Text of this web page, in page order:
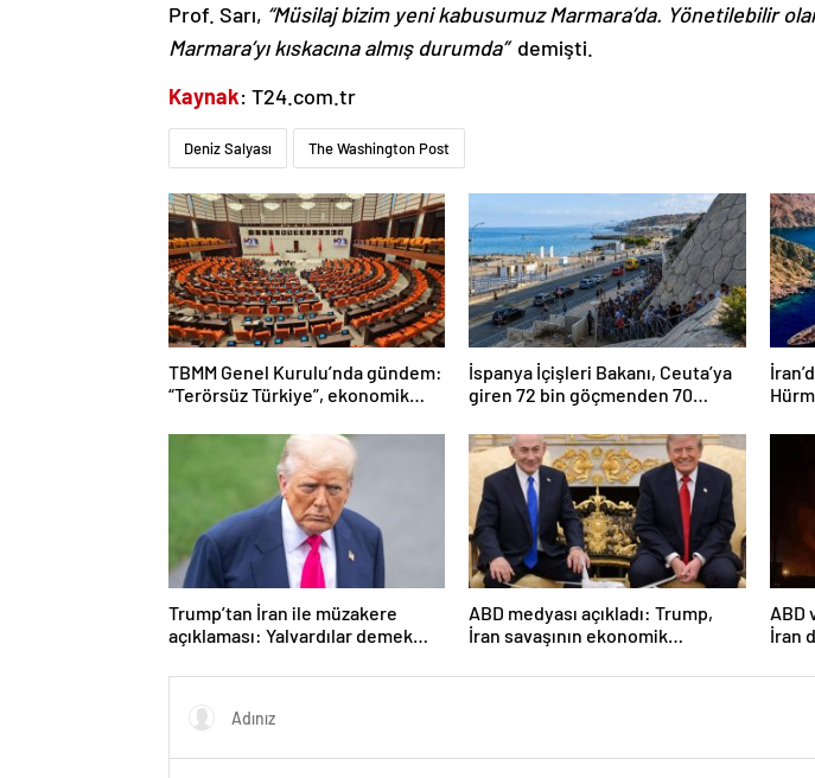
Prof. Sarı, “Müsilaj bizim yeni kabusumuz Marmara’da. Yönetilebilir
Marmara’yı kıskacına almış durumda”demişti.
Kaynak: T24.com.tr
Deniz Salyası The Washington Post
TBMM Genel Kurulu’nda gündem:
“Terörsüz Türkiye”, ekonomik
İspanya İçişleri Bakanı, Ceuta’ya
giren 72 bin göçmenden 70
Trump’tan İran ile müzakere
açıklaması: Yalvardılar demek
ABD medyası açıkladı: Trump,
İran savaşının ekonomik
ABD
İran